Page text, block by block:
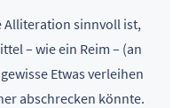
Alliteration sinnvoll ist,
– wie ein Reim – (an
Etwas verleihen
abschrecken könnte.